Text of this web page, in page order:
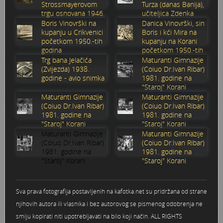
Stoljetna poplava 1939.
Tvornica potkivačkih čavala Mustad-Karlovac
Boksački klub Velebit
Bijelo dugme
Banija - poplava 4. 12. 1966.
Auto cross
AMD Zanatlija
Adamo klub
8. slet Bratstva i jedinstva 13. lipnja 1965. godine
Lovni i ribolovni turizam
Mala scena 1987. - Le Cinema
Mala scena Hrvatskog doma
Marina Perazić, Davor Tolja (Denis&Denis) i Edi Kraljić
Maturanti Gimnazije 1988. godine
Motocross
NULA
Nepokoreni grad - Trojanski konj (epizoda)
Novogodišnje čestitke
PUNK
Zavjet Petra Grgeca - 1998.
Škola plivanja Patkica
Mimohod 23. kolovoza 1995.
Ekonomska škola - ratne godine
Dubravko Halovanić - Ratne godine
Frizerski salon Gerber (Kopf) - utemeljen 1924.
Gimnazijska i Ekonomska zbornica - Igor Mihelić
INKASATOR
Obitelj Klemenčić
Krešimir Botković - RAZGLEDNICE
Krešimir Perušić - Nogomet
KUD REČICA
Mery Berti - karlovačka Žuži
Strossmayerovom
trgu osnovana 1946.
godine
Turza (danas Banija),
učiteljica Zdenka
Sabolić
Boris Vinovrški na
kupanju u Crikvenici
početkom 1950.-tih
godina
Danica Vinovrški, sin
Boris i kći Mira na
kupanju na Korani
početkom 1950.-tih
godina
Trg bana Jelačića
(Zvijezda) 1938.
godine - avio snimka
Maturanti Gimnazije
(Coiuo Dr.Ivan Ribar)
1981. godine na
"Staroj" Korani
Maturanti Gimnazije
(Coiuo Dr.Ivan Ribar)
1981. godine na
"Staroj" Korani
Maturanti Gimnazije
(Coiuo Dr.Ivan Ribar)
1981. godine na
"Staroj" Korani
Maturanti Gimnazije
(Coiuo Dr.Ivan Ribar)
1981. godine na
"Staroj" Korani
Maturanti Gimnazije
(Coiuo Dr.Ivan Ribar)
1981. godine na
"Staroj" Korani
Sva prava fotografija postavljenih na kafotka.net su pridržana od strane
njihovih autora ili vlasnika i bez autorovog se pismenog odobrenja ne
smiju kopirati niti upotrebljavati na bilo koji način. ALL RIGHTS